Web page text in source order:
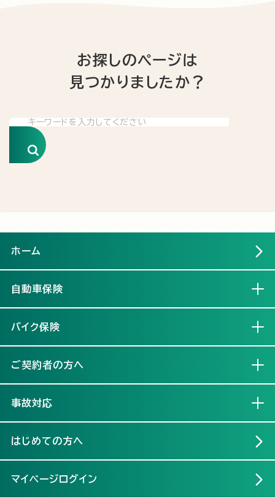
お探しのページは
見つかりましたか？
検索
ホーム
自動車保険
バイク保険
ご契約者の方へ
事故対応
はじめての方へ
マイページログイン